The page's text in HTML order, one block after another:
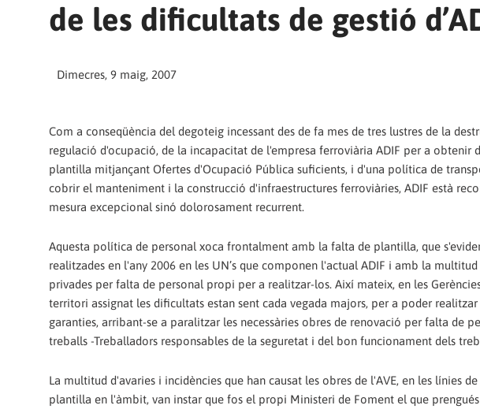
de les dificultats de gestió
Dimecres, 9 maig, 2007
Com a conseqüència del degoteig incessant des de fa mes de tres lustres de la
regulació d'ocupació, de la incapacitat de l'empresa ferroviària ADIF per a obtenir
plantilla mitjançant Ofertes d'Ocupació Pública suficients, i d'una política de
cobrir el manteniment i la construcció d'infraestructures ferroviàries, ADIF està
mesura excepcional sinó dolorosament recurrent.
Aquesta política de personal xoca frontalment amb la falta de plantilla, que
realitzades en l'any 2006 en les UN’s que componen l'actual ADIF i amb la
privades per falta de personal propi per a realitzar-los. Així mateix, en les
territori assignat les dificultats estan sent cada vegada majors, per a poder
garanties, arribant-se a paralitzar les necessàries obres de renovació per falta de
treballs -Treballadors responsables de la seguretat i del bon funcionament dels
La multitud d'avaries i incidències que han causat les obres de l'AVE, en les línies
plantilla en l'àmbit, van instar que fos el propi Ministeri de Foment el que